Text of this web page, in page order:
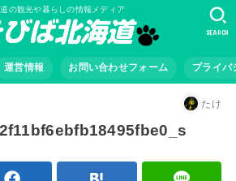
の観光や暮らしの情報メディア
運営情報 お問い合わせフォーム プライバ
SEARCH
たけ